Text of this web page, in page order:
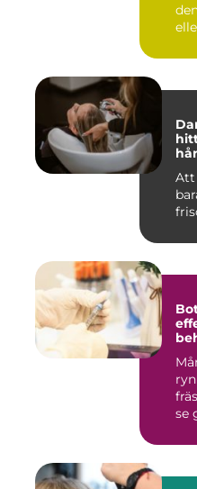
hår
Att
se